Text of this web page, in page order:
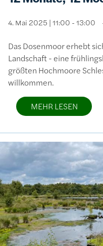
4. Mai 2025 | 11:00 - 13:00
Das Dosenmoor erhebt
Landschaft - eine
größten Hochmoore
willkommen.
MEHR LESEN
Bild